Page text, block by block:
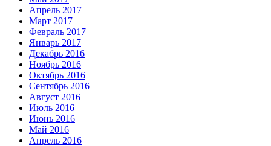
Апрель 2017
Март 2017
Февраль 2017
Январь 2017
Декабрь 2016
Ноябрь 2016
Октябрь 2016
Сентябрь 2016
Август 2016
Июль 2016
Июнь 2016
Май 2016
Апрель 2016